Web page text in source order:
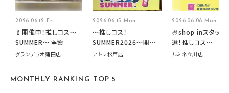
2026.06.12 Fri
💄開催中！推しコス〜
SUMMER〜🌤️🌺
グランデュオ蒲田店
2026.06.15 Mon
～推しコス！
SUMMER2026～開催
中です！
アトレ松戸店
2026.06.08 Mon
🍧shop inスタッフ
選！推しコス
summer2026開催
ルミネ立川店
MONTHLY RANKING TOP 5